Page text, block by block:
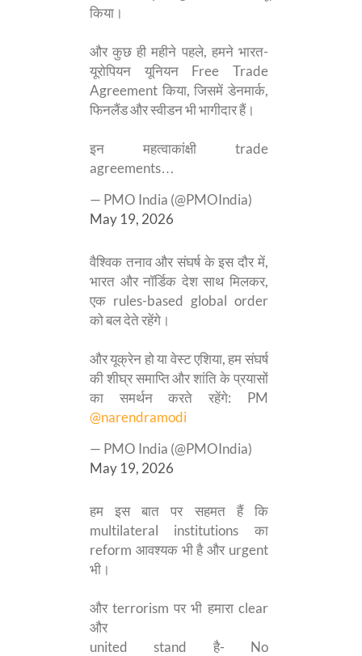
किया।
और कुछ ही महीने पहले, हमने भारत-
यूरोपियन यूनियन Free Trade
Agreement किया, जिसमें डेनमार्क,
फिनलैंड और स्वीडन भी भागीदार हैं।
इन महत्वाकांक्षी trade
agreements…
— PMO India (@PMOIndia)
May 19, 2026
वैश्विक तनाव और संघर्ष के इस दौर में,
भारत और नॉर्डिक देश साथ मिलकर,
एक rules-based global order
को बल देते रहेंगे।
और यूक्रेन हो या वेस्ट एशिया, हम संघर्ष
की शीघ्र समाप्ति और शांति के प्रयासों
का समर्थन करते रहेंगे: PM
@narendramodi
— PMO India (@PMOIndia)
May 19, 2026
हम इस बात पर सहमत हैं कि
multilateral institutions का
reform आवश्यक भी है और urgent
भी।
और terrorism पर भी हमारा clear
और
united stand है- No